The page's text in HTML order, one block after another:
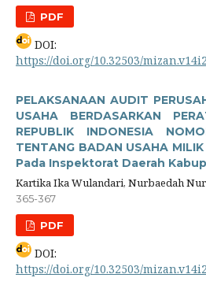
PDF
DOI:
https://doi.org/10.32503/
PELAKSANAAN AUDIT
USAHA BERDASARKAN
REPUBLIK INDONESIA
TENTANG BADAN USAHA
Pada Inspektorat Daerah
Kartika Ika Wulandari, Nurbaedah
365-367
PDF
DOI:
https://doi.org/10.32503/